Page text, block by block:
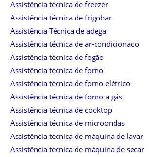
Assistência técnica de freezer
Assistência técnica de frigobar
Assistência Técnica de adega
Assistência técnica de ar-condicionado
Assistência técnica de fogão
Assistência técnica de forno
Assistência técnica de forno elétrico
Assistência técnica de forno a gás
Assistência técnica de cooktop
Assistência técnica de microondas
Assistência técnica de máquina de lavar
Assistência técnica de máquina de secar